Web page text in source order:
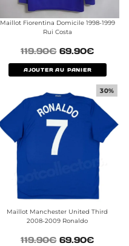
Maillot Fiorentina Domicile 1998-1999
Rui Costa
119.90€ 69.90€
AJOUTER AU PANIER
30%
Maillot Manchester United Third
2008-2009 Ronaldo
119.90€ 69.90€